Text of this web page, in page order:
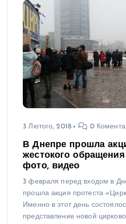
3 Лютого, 2018 0
В Днепре прошла
жестокого
фото, видео
3 февраля перед входом в
прошла акция протеста
Именно в этот день
представление новой